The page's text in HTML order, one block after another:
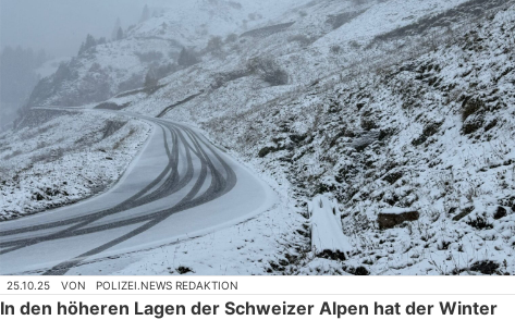
25.10.25 VON POLIZEI.NEWS REDAKTION
In den höheren Lagen der Schweizer Alpen hat der Winter